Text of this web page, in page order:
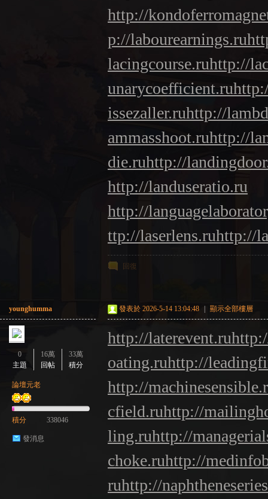
http://
p://labourearnings.ru
lacingcourse.ruhttp://
unarycoefficient.ru
issezaller.ruhttp://
ammasshoot.ruhttp://
die.ruhttp://
http://landuseratio.ru
http://
ttp://laserlens.ruhttp://
回復
younghumma
0
主題
16萬
回帖
33萬
積分
論壇元老
積分 338046
發消息
發表於 2026-5-14 13:04:48 顯示全部樓層
http://laterevent.ru
oating.ruhttp://
http://
cfield.ruhttp://
ling.ruhttp://
choke.ruhttp://
ruhttp://